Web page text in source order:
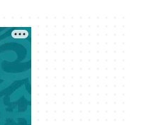
на Кипре:
в Казахстан
в мошенничестве